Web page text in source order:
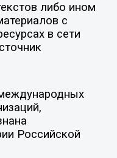
либо ином
с
в сети
Российской